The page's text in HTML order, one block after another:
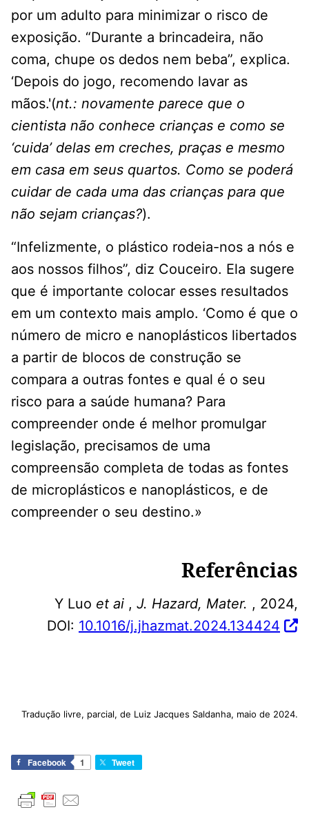
por um adulto para minimizar o risco de
exposição. “Durante a brincadeira, não
coma, chupe os dedos nem beba”, explica.
‘Depois do jogo, recomendo lavar as
mãos.'(nt.: novamente parece que o
cientista não conhece crianças e como se
‘cuida’ delas em creches, praças e mesmo
em casa em seus quartos. Como se poderá
cuidar de cada uma das crianças para que
não sejam crianças?).
“Infelizmente, o plástico rodeia-nos a nós e
aos nossos filhos”, diz Couceiro. Ela sugere
que é importante colocar esses resultados
em um contexto mais amplo. ‘Como é que o
número de micro e nanoplásticos libertados
a partir de blocos de construção se
compara a outras fontes e qual é o seu
risco para a saúde humana? Para
compreender onde é melhor promulgar
legislação, precisamos de uma
compreensão completa de todas as fontes
de microplásticos e nanoplásticos, e de
compreender o seu destino.»
Referências
Y Luo et ai , J. Hazard, Mater. , 2024,
DOI: 10.1016/j.jhazmat.2024.134424
Tradução livre, parcial, de Luiz Jacques Saldanha, maio de 2024.
Facebook 1 Tweet